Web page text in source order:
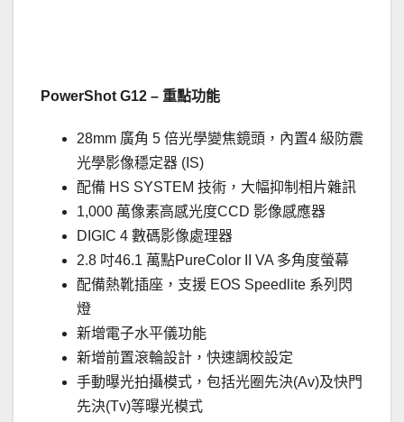
PowerShot G12 – 重點功能
28mm 廣角 5 倍光學變焦鏡頭，內置4 級防震
光學影像穩定器 (IS)
配備 HS SYSTEM 技術，大幅抑制相片雜訊
1,000 萬像素高感光度CCD 影像感應器
DIGIC 4 數碼影像處理器
2.8 吋46.1 萬點PureColor II VA 多角度螢幕
配備熱靴插座，支援 EOS Speedlite 系列閃
燈
新增電子水平儀功能
新增前置滾輪設計，快速調校設定
手動曝光拍攝模式，包括光圈先決(Av)及快門
先決(Tv)等曝光模式